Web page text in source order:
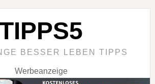
BESSER LEBEN TIPPS
Werbeanzeige